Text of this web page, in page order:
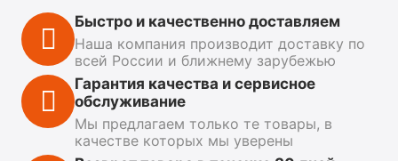
Быстро и качественно доставляем
Наша компания производит доставку по
всей России и ближнему зарубежью
Гарантия качества и сервисное
обслуживание
Мы предлагаем только те товары, в
качестве которых мы уверены